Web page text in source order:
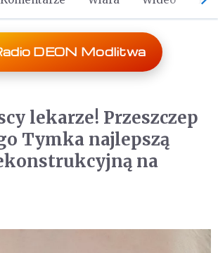
DEON Modlitwa
lekarze! Przeszczep
Tymka najlepszą
na